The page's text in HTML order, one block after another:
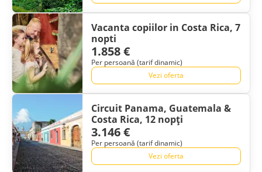
Vacanta copiilor in Costa Rica, 7
nopti
1.858 €
Per persoană (tarif dinamic)
Vezi oferta
Circuit Panama, Guatemala &
Costa Rica, 12 nopți
3.146 €
Per persoană (tarif dinamic)
Vezi oferta